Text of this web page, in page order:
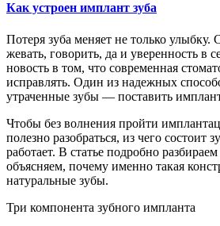
Как устроен имплант зуба
Потеря зуба меняет не только улыбку.
жевать, говорить, да и уверенность в
новость в том, что современная
исправлять. Один из надежных
утраченные зубы — поставить
Чтобы без волнения пройти
полезно разобраться, из чего состоит
работает. В статье подробно
объясняем, почему именно такая
натуральные зубы.
Три компонента зубного импланта